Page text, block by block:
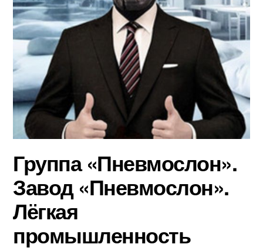
Группа «Пневмослон».
Завод «Пневмослон».
Лёгкая
промышленность